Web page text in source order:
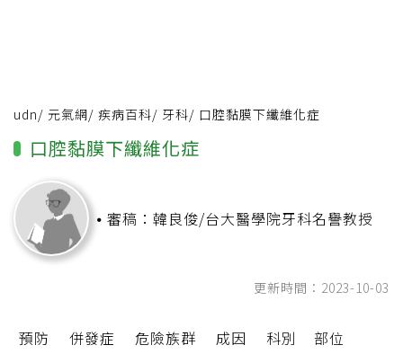
udn/ 元氣網/ 疾病百科/ 牙科/ 口腔黏膜下纖維化症
口腔黏膜下纖維化症
審稿：韓良俊/台大醫學院牙科名譽教授
更新時間：2023-10-03
預防 併發症 危險族群 成因 科別 部位